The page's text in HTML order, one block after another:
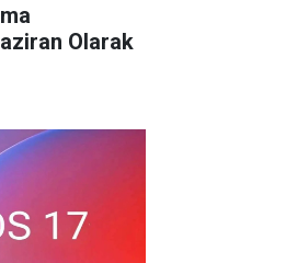
Olarak